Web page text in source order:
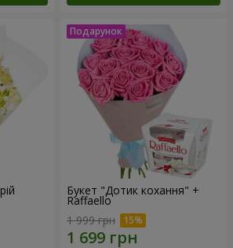
Букет "Дотик кохання" +
Raffaello
1 999 грн